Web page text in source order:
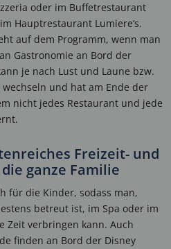
oder im Buffetrestaurant
Hauptrestaurant Lumiere‘s.
auf dem Programm, wenn man
Gastronomie an Bord der
je nach Lust und Laune bzw.
und hat am Ende der
nicht jedes Restaurant und jede
Freizeit- und
ganze Familie
für die Kinder, sodass man,
betreut ist, im Spa oder im
Zeit verbringen kann. Auch
finden an Bord der Disney